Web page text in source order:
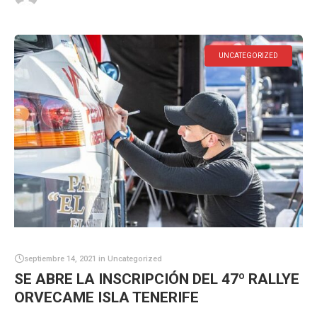
UNCATEGORIZED
septiembre 14, 2021 in Uncategorized
SE ABRE LA INSCRIPCIÓN DEL 47º RALLYE
ORVECAME ISLA TENERIFE